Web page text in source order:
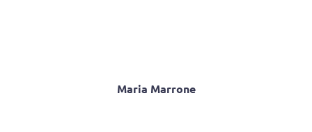
Maria Marrone